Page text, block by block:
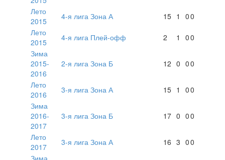
Лето
2015
4-я лига Зона А 15 1 00
Лето
2015
4-я лига Плей-офф 2 1 00
Зима
2015-
2016
2-я лига Зона Б 12 0 00
Лето
2016
3-я лига Зона А 15 1 00
Зима
2016-
2017
3-я лига Зона Б 17 0 00
Лето
2017
3-я лига Зона А 16 3 00
Зима